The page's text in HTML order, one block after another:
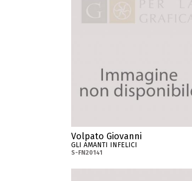
Volpato Giovanni
GLI AMANTI INFELICI
S-FN20141